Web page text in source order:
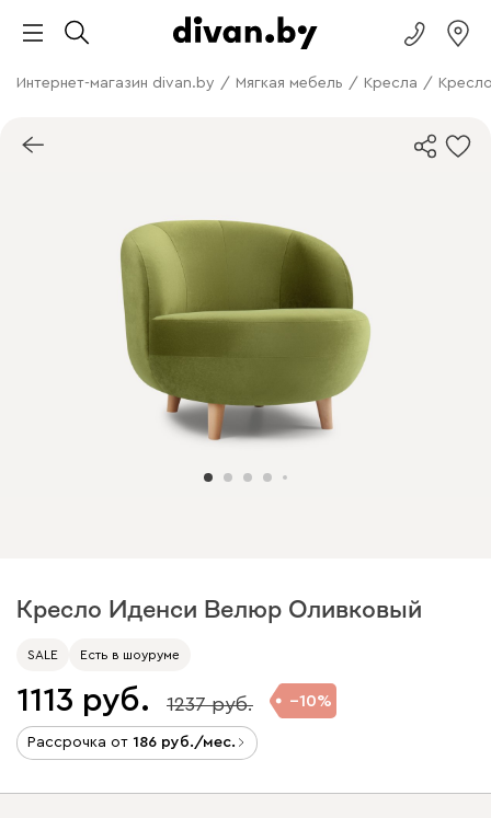
Интернет-магазин divan.by / Мягкая мебель / Кресла /
Кресло Иденси Велюр Оливковый
SALE Есть в шоуруме
1113 1237 10
Рассрочка от 186 /мес.